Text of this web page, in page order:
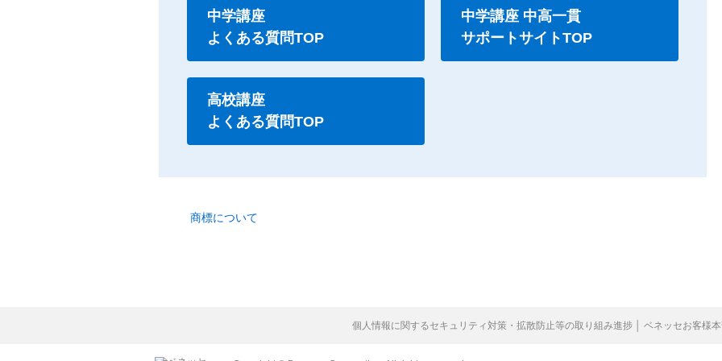
中学講座
よくある質問TOP
中学講座 中高一貫
サポートサイトTOP
高校講座
よくある質問TOP
商標について
個人情報に関するセキュリティ対策・拡散防止等の取り組み進捗 │ ベネッセお客様